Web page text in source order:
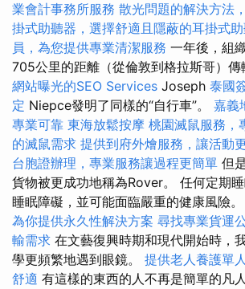
業會計事務所服務 散光問題的解決方法
掛式助聽器，選擇舒適且隱蔽的耳掛式
員，為您提供專業清潔服務 一年後，組
705公里的距離（從倫敦到格拉斯哥）傳
網站曝光的SEO Services Joseph 泰國
定 Niepce發明了同樣的“自行車”。 嘉義
專業可靠 東海放鬆按摩 桃園滅鼠服務，
的滅鼠需求 提供到府外燴服務，讓活動
台胞證辦理，專業服務讓過程更簡單 但
貨物被更成功地稱為Rover。 任何定期
睡眠障礙，並可能面臨嚴重的健康風險。
為你提供永久性解決方案 尋找專業貨運
輸需求 在文藝復興時期和現代開始時，
學更頻繁地遇到眼鏡。 提供老人養護單
舒適 有這樣的東西的人不再是簡單的凡